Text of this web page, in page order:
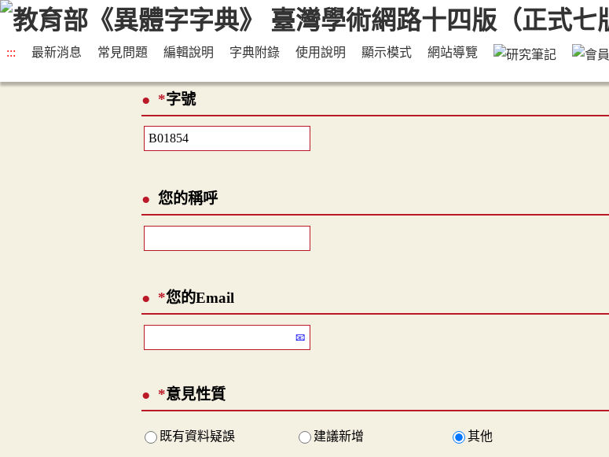
::: 最新消息 常見問題 編輯說明 字典附錄 使用說明 顯示模式 網站導覽
*字號
您的稱呼
*您的Email
*意見性質
既有資料疑誤 建議新增 其他